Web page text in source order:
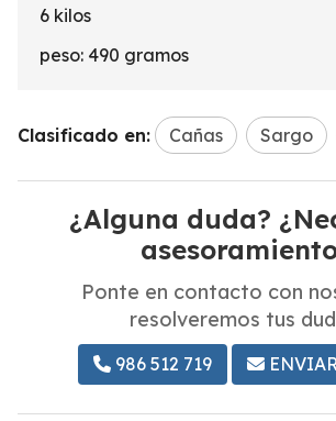
6 kilos
peso: 490 gramos
Clasificado en: Cañas Sargo
¿Alguna duda?
Ponte en contacto con
resolveremos tus
986 512 719